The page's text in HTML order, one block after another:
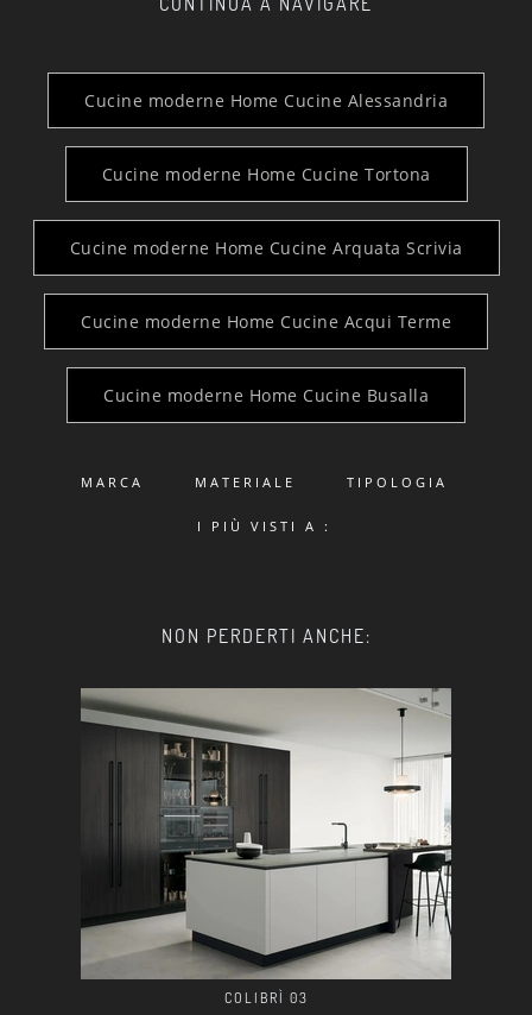
Cucine moderne Home Cucine Alessandria
Cucine moderne Home Cucine Tortona
Cucine moderne Home Cucine Arquata Scrivia
Cucine moderne Home Cucine Acqui Terme
Cucine moderne Home Cucine Busalla
MARCA MATERIALE TIPOLOGIA
I PIÙ VISTI A :
NON PERDERTI ANCHE:
COLIBRÌ 03